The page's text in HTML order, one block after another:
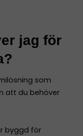
jag för
som
att du behöver
byggd för